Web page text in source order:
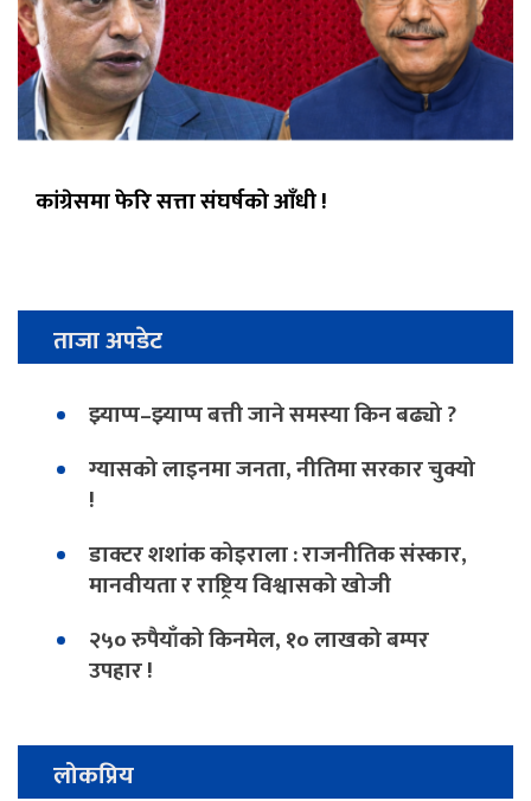
कांग्रेसमा फेरि सत्ता संघर्षको आँधी !
ताजा अपडेट
झ्याप्प–झ्याप्प बत्ती जाने समस्या किन बढ्यो ?
ग्यासको लाइनमा जनता, नीतिमा सरकार चुक्यो
!
डाक्टर शशांक कोइराला : राजनीतिक संस्कार,
मानवीयता र राष्ट्रिय विश्वासको खोजी
२५० रुपैयाँको किनमेल, १० लाखको बम्पर
उपहार !
लोकप्रिय